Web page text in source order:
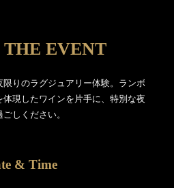
EVENT
りのラグジュアリー体験。ランボ
現したワインを片手に、特別な夜
ごしください。
& Time